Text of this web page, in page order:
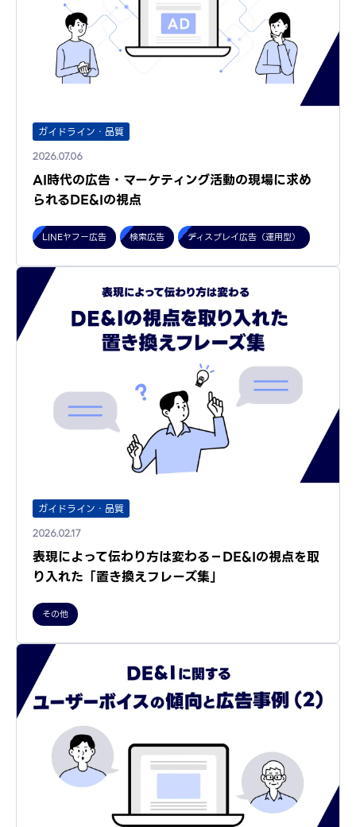
ガイドライン・品質
2026.07.06
AI時代の広告・マーケティング活動の現場に求め
られるDE&Iの視点
LINEヤフー広告 検索広告 ディスプレイ広告（運用型）
ガイドライン・品質
2026.02.17
表現によって伝わり方は変わる－DE&Iの視点を取
り入れた「置き換えフレーズ集」
その他